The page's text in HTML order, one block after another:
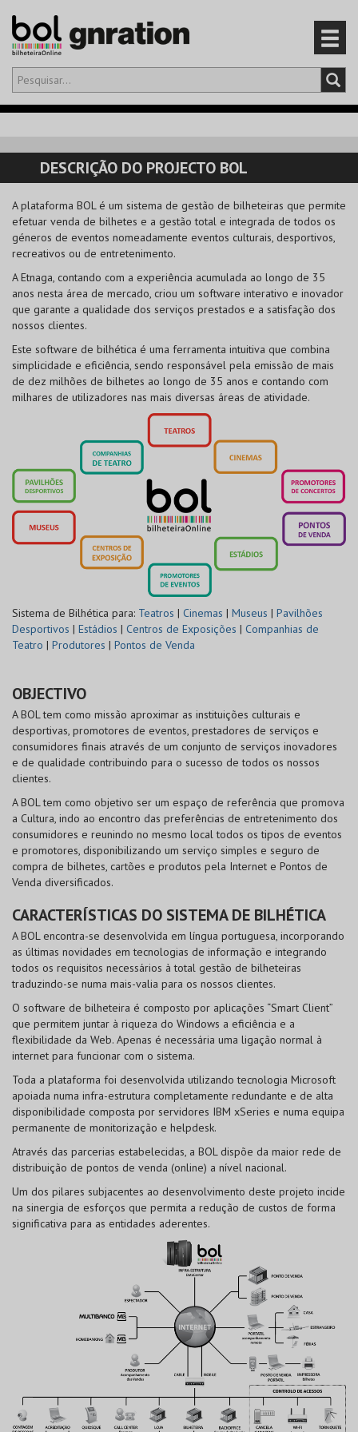
Olá,iniciar sessão
CARRINHO
EVENTOS
CARTÕES
PRODUTOS
DESCRIÇÃO DO PROJECTO BOL
A plataforma BOL é um sistema de gestão de bilheteiras que permite
efetuar venda de bilhetes e a gestão total e integrada de todos os
géneros de eventos nomeadamente eventos culturais, desportivos,
recreativos ou de entretenimento.
A Etnaga, contando com a experiência acumulada ao longo de 35
anos nesta área de mercado, criou um software interativo e inovador
que garante a qualidade dos serviços prestados e a satisfação dos
nossos clientes.
Este software de bilhética é uma ferramenta intuitiva que combina
simplicidade e eficiência, sendo responsável pela emissão de mais
de dez milhões de bilhetes ao longo de 35 anos e contando com
milhares de utilizadores nas mais diversas áreas de atividade.
Sistema de Bilhética para: Teatros | Cinemas | Museus | Pavilhões
Desportivos | Estádios | Centros de Exposições | Companhias de
Teatro | Produtores | Pontos de Venda
OBJECTIVO
A BOL tem como missão aproximar as instituições culturais e
desportivas, promotores de eventos, prestadores de serviços e
consumidores finais através de um conjunto de serviços inovadores
e de qualidade contribuindo para o sucesso de todos os nossos
clientes.
A BOL tem como objetivo ser um espaço de referência que promova
a Cultura, indo ao encontro das preferências de entretenimento dos
consumidores e reunindo no mesmo local todos os tipos de eventos
e promotores, disponibilizando um serviço simples e seguro de
compra de bilhetes, cartões e produtos pela Internet e Pontos de
Venda diversificados.
CARACTERÍSTICAS DO SISTEMA DE BILHÉTICA
A BOL encontra-se desenvolvida em língua portuguesa, incorporando
as últimas novidades em tecnologias de informação e integrando
todos os requisitos necessários à total gestão de bilheteiras
traduzindo-se numa mais-valia para os nossos clientes.
O software de bilheteira é composto por aplicações “Smart Client”
que permitem juntar à riqueza do Windows a eficiência e a
flexibilidade da Web. Apenas é necessária uma ligação normal à
internet para funcionar com o sistema.
Toda a plataforma foi desenvolvida utilizando tecnologia Microsoft
apoiada numa infra-estrutura completamente redundante e de alta
disponibilidade composta por servidores IBM xSeries e numa equipa
permanente de monitorização e helpdesk.
Através das parcerias estabelecidas, a BOL dispõe da maior rede de
distribuição de pontos de venda (online) a nível nacional.
Um dos pilares subjacentes ao desenvolvimento deste projeto incide
na sinergia de esforços que permita a redução de custos de forma
significativa para as entidades aderentes.